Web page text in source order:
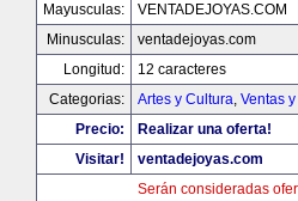
Mayusculas:
VENTADEJOYAS.COM
Minusculas:
ventadejoyas.com
Longitud:
12 caracteres
Categorias:
Artes y Cultura, Ventas
Precio:
Realizar una oferta!
Visitar!
ventadejoyas.com
Serán consideradas